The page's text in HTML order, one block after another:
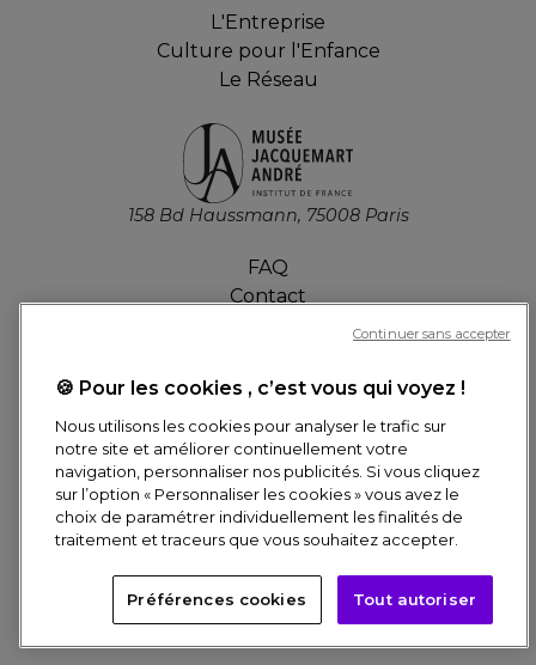
L'Entreprise
Culture pour l'Enfance
Le Réseau
158 Bd Haussmann, 75008 Paris
FAQ
Contact
Billetterie
MON COMPTE
Réservation en ligne
© Culturespaces, 2026
🍪 Pour les cookies , c’est vous qui voyez !
Nous utilisons les cookies pour analyser le trafic sur
notre site et améliorer continuellement votre
navigation, personnaliser nos publicités. Si vous cliquez
sur l’option « Personnaliser les cookies » vous avez le
choix de paramétrer individuellement les finalités de
traitement et traceurs que vous souhaitez accepter.
Préférences cookies Tout autoriser
Continuer sans accepter